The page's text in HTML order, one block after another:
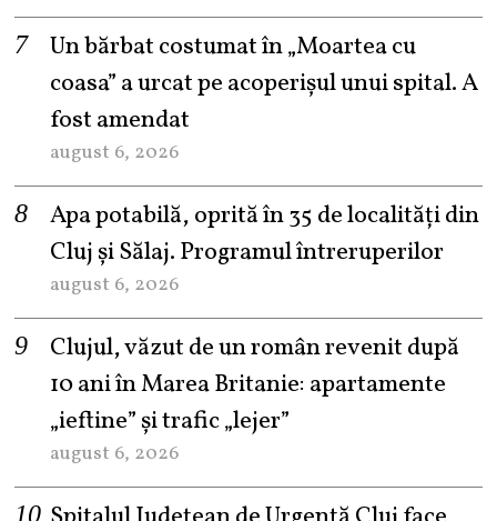
Un bărbat costumat în „Moartea cu
coasa” a urcat pe acoperișul unui spital. A
fost amendat
august 6, 2026
Apa potabilă, oprită în 35 de localități din
Cluj și Sălaj. Programul întreruperilor
august 6, 2026
Clujul, văzut de un român revenit după
10 ani în Marea Britanie: apartamente
„ieftine” și trafic „lejer”
august 6, 2026